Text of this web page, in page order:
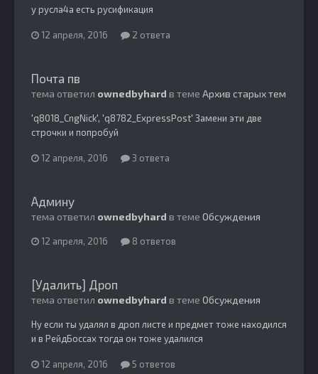
у русла4а есть русификация
12 апреля, 2016 2 ответа
Почта пв
тема ответил ownedbyhard в теме Архив старых тем
'q8018_CngNick', 'q8782_ExpressPost' Замени эти две
строчки и попробуй
12 апреля, 2016 3 ответа
Админу
тема ответил ownedbyhard в теме Обсуждения
12 апреля, 2016 8 ответов
[Удалить] Дроп
тема ответил ownedbyhard в теме Обсуждения
Ну если ты удалял в дроп листе и предмет тоже находился
и в РейдБоссах тогда он тоже удалился
12 апреля, 2016 5 ответов